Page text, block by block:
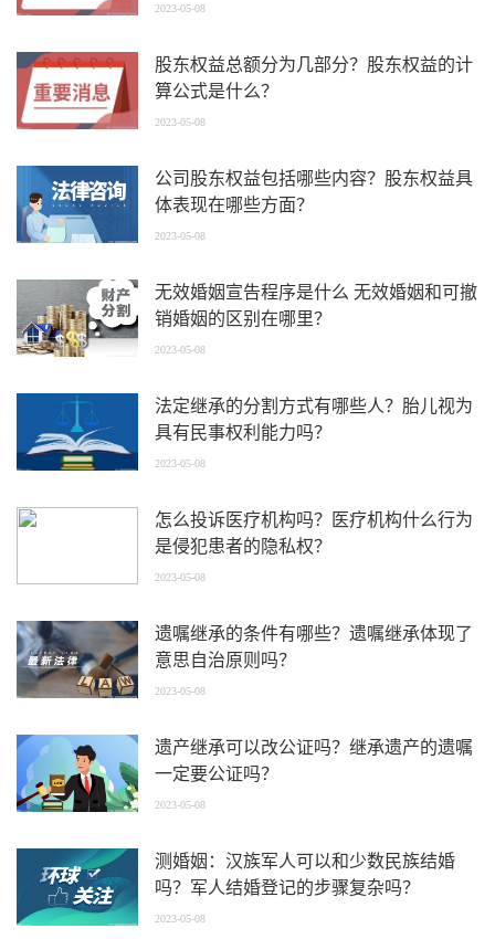
2023-05-08
股东权益总额分为几部分？股东权益的计
算公式是什么？
2023-05-08
公司股东权益包括哪些内容？股东权益具
体表现在哪些方面？
2023-05-08
无效婚姻宣告程序是什么 无效婚姻和可撤
销婚姻的区别在哪里？
2023-05-08
法定继承的分割方式有哪些人？胎儿视为
具有民事权利能力吗？
2023-05-08
怎么投诉医疗机构吗？医疗机构什么行为
是侵犯患者的隐私权？
2023-05-08
遗嘱继承的条件有哪些？遗嘱继承体现了
意思自治原则吗？
2023-05-08
遗产继承可以改公证吗？继承遗产的遗嘱
一定要公证吗？
2023-05-08
测婚姻：汉族军人可以和少数民族结婚
吗？军人结婚登记的步骤复杂吗？
2023-05-08